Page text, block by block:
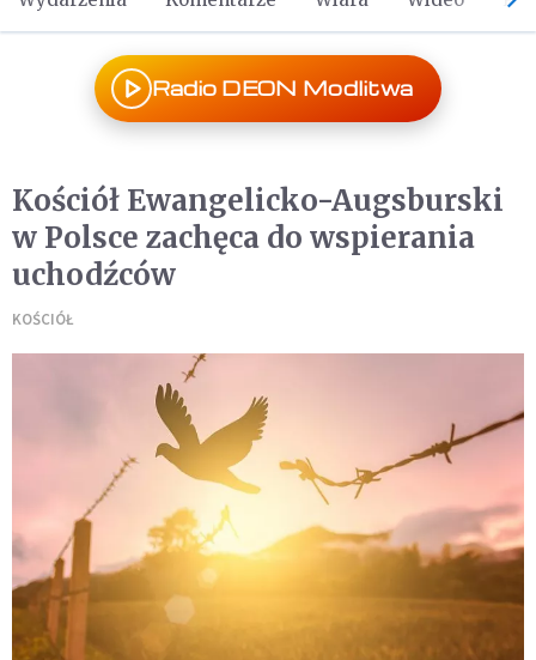
Radio DEON Modlitwa
Kościół Ewangelicko-Augsburski
w Polsce zachęca do wspierania
uchodźców
KOŚCIÓŁ